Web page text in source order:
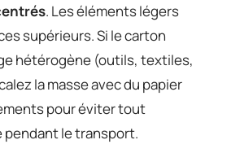
. Les éléments légers
supérieurs. Si le carton
hétérogène (outils, textiles,
la masse avec du papier
pour éviter tout
le transport.